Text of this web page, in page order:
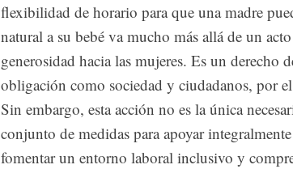
flexibilidad de horario para que una madre
natural a su bebé va mucho más allá de un
generosidad hacia las mujeres. Es un derecho
obligación como sociedad y ciudadanos, por
Sin embargo, esta acción no es la única
conjunto de medidas para apoyar
fomentar un entorno laboral inclusivo y